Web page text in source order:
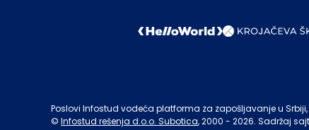
Poslovi Infostud vodeća platforma za zapošljavanje u
© Infostud rešenja d.o.o. Subotica, 2000 - 2026. Sadržaj